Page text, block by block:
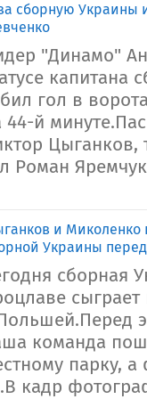
сборную Украины
"Динамо"
капитана
гол в
44-й
Цыганков,
Роман
и Миколенко
Украины
сборная
команда
парку,
кадр